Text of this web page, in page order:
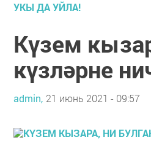
УКЫ ДА УЙЛА!
Күзем
күзләрне
admin, 21 июнь 2021 - 09:57